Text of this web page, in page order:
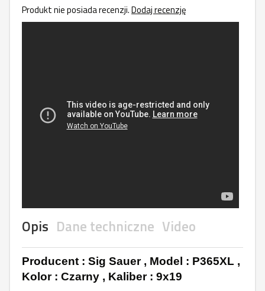
Produkt nie posiada recenzji.Dodaj recenzję
Opis Dane techniczne Video
Producent : Sig Sauer , Model : P365XL ,
Kolor : Czarny , Kaliber : 9x19